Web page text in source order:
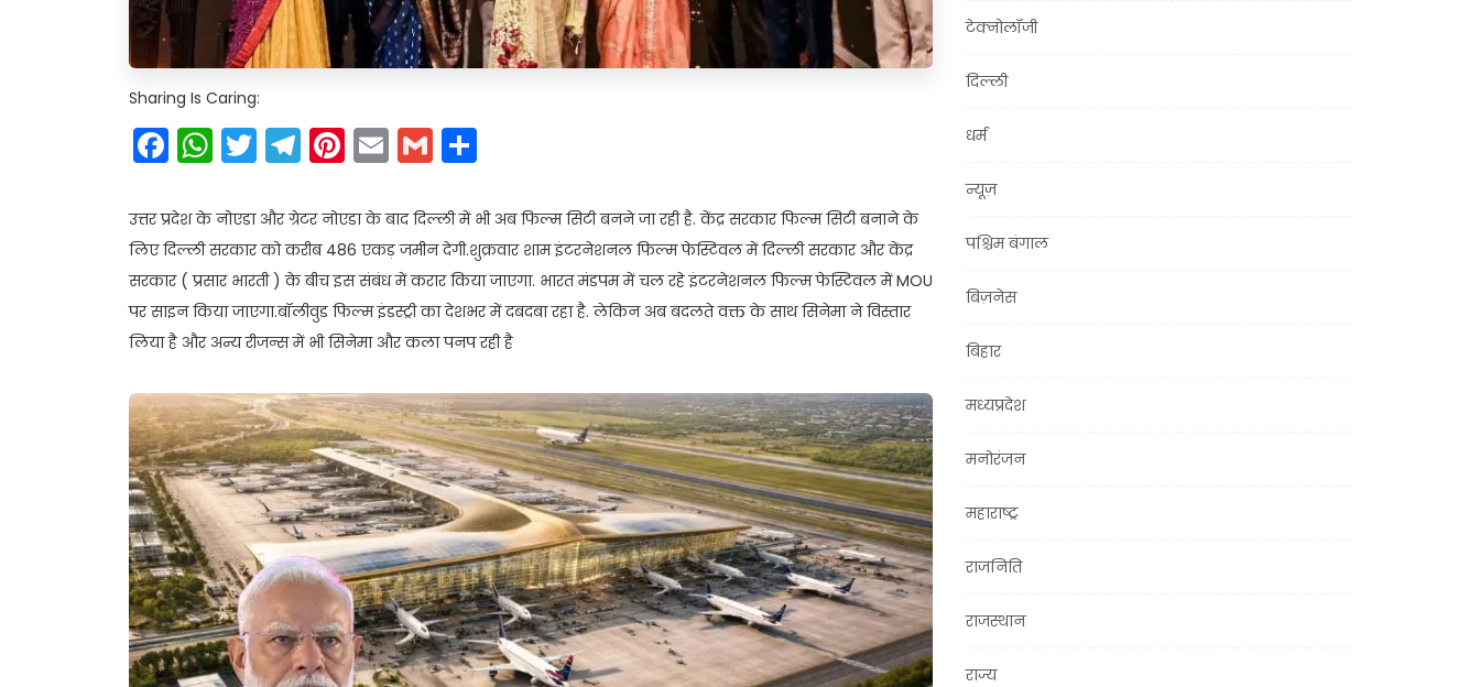
Sharing Is Caring:
Facebook
WhatsApp
Twitter
Telegram
Pinterest
EmailGmail
उत्तर प्रदेश के नोएडा और ग्रेटर नोएडा के बाद दिल्ली में भी अब फिल्म सिटी बनने जा रही है. केंद्र सरकार फिल्म सिटी बनाने के
लिए दिल्ली सरकार को करीब 486 एकड़ जमीन देगी.शुक्रवार शाम इंटरनेशनल फिल्म फेस्टिवल में दिल्ली सरकार और केंद्र
सरकार ( प्रसार भारती ) के बीच इस संबंध में करार किया जाएगा. भारत मंडपम में चल रहे इंटरनेशनल फिल्म फेस्टिवल में MOU
पर साइन किया जाएगा.बॉलीवुड फिल्म इंडस्ट्री का देशभर में दबदबा रहा है. लेकिन अब बदलते वक्त के साथ सिनेमा ने विस्तार
लिया है और अन्य रीजन्स में भी सिनेमा और कला पनप रही है
टेक्नोलॉजी
दिल्ली
धर्म
न्यूज़
पश्चिम बंगाल
बिज़नेस
बिहार
मध्यप्रदेश
मनोरंजन
महाराष्ट्र
राजनिति
राजस्थान
राज्य